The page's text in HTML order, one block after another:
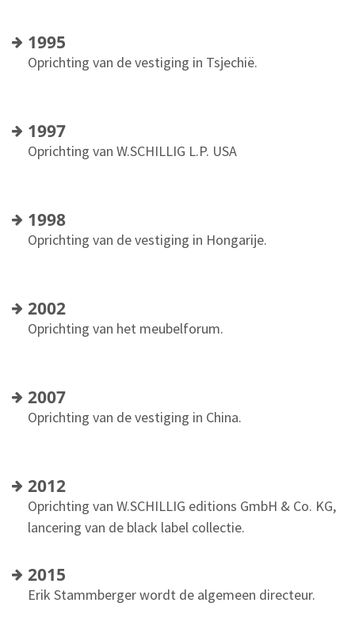
1995
Oprichting van de vestiging in Tsjechië.
1997
Oprichting van W.SCHILLIG L.P. USA
1998
Oprichting van de vestiging in Hongarije.
2002
Oprichting van het meubelforum.
2007
Oprichting van de vestiging in China.
2012
Oprichting van W.SCHILLIG editions GmbH & Co. KG,
lancering van de black label collectie.
2015
Erik Stammberger wordt de algemeen directeur.